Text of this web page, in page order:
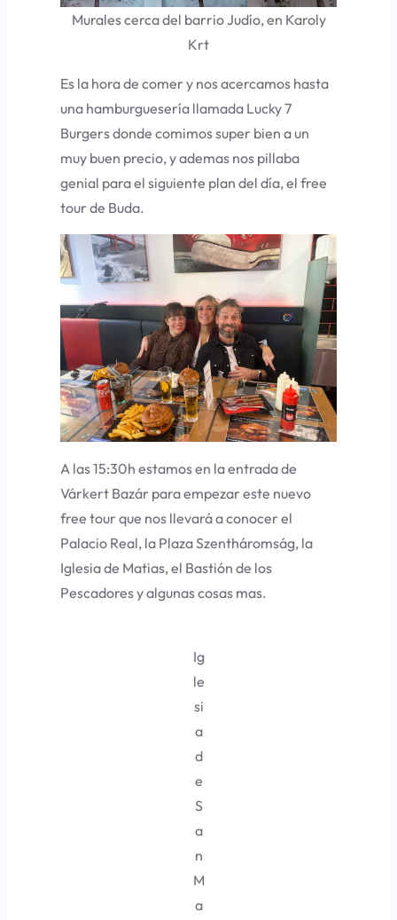
Murales cerca del barrio Judío, en Karoly
Krt
Es la hora de comer y nos acercamos hasta
una hamburguesería llamada Lucky 7
Burgers donde comimos super bien a un
muy buen precio, y ademas nos pillaba
genial para el siguiente plan del día, el free
tour de Buda.
A las 15:30h estamos en la entrada de
Várkert Bazár para empezar este nuevo
free tour que nos llevará a conocer el
Palacio Real, la Plaza Szentháromság, la
Iglesia de Matias, el Bastión de los
Pescadores y algunas cosas mas.
Ig
le
si
a
d
e
S
a
n
M
a